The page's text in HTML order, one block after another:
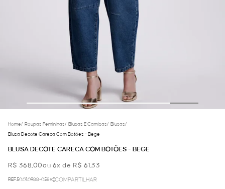
Home/ Roupas Femininas/ Blusas E Camisas/ Blusas/
Blusa Decote Careca Com Botões - Bege
BLUSA DECOTE CARECA COM BOTÕES - BEGE
R$ 368,00ou 6x de R$ 61,33
REF.50.01.0988-058 COMPARTILHAR